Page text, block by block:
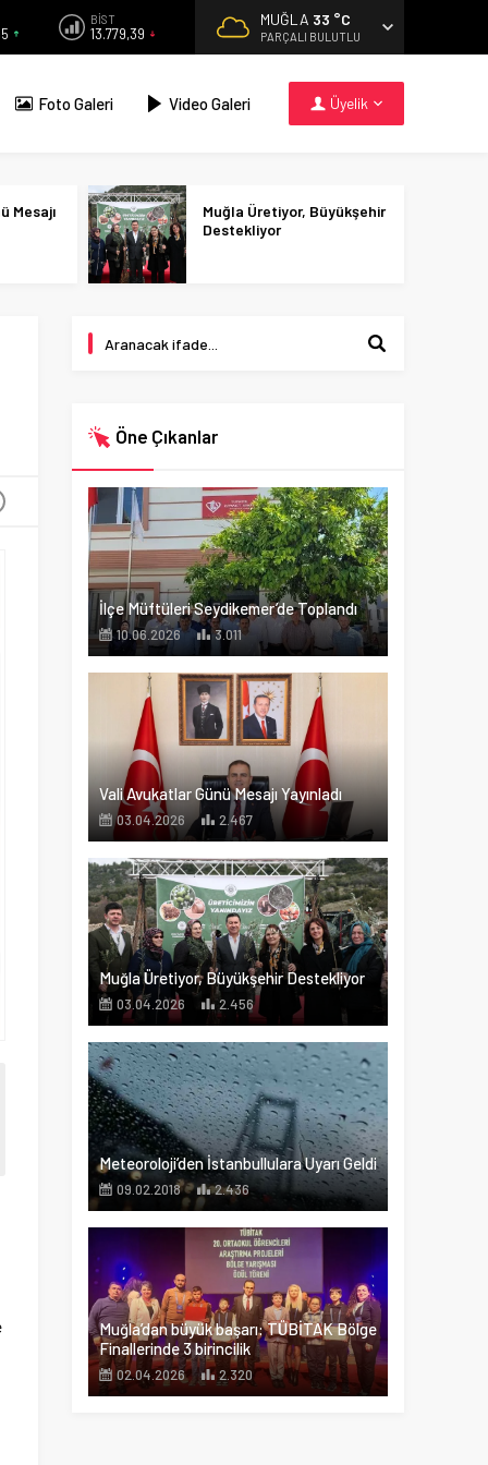
BİST
13.779,39
MUĞLA 33 °C
PARÇALI BULUTLU
Foto Galeri Video Galeri Üyelik
Mesajı
Muğla Üretiyor, Büyükşehir
Destekliyor
Öne Çıkanlar
İlçe Müftüleri Seydikemer’de Toplandı
10.06.2026 3.011
Vali Avukatlar Günü Mesajı Yayınladı
03.04.2026 2.467
Muğla Üretiyor, Büyükşehir Destekliyor
03.04.2026 2.456
Meteoroloji’den İstanbullulara Uyarı Geldi
09.02.2018 2.436
Muğla’dan büyük başarı: TÜBİTAK Bölge
Finallerinde 3 birincilik
02.04.2026 2.320